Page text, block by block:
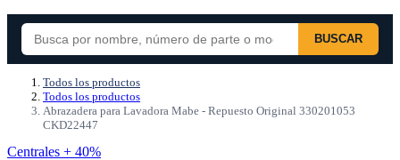
BUSCAR
Todos los productos
Todos los productos
Abrazadera para Lavadora Mabe - Repuesto Original 330201053
CKD22447
Centrales + 40%